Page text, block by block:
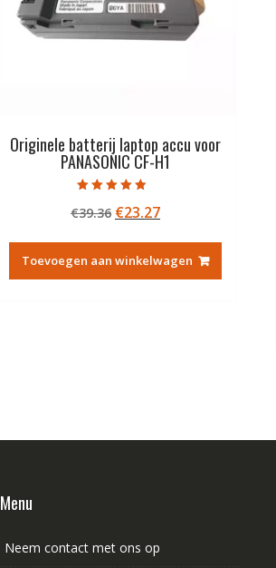
Originele batterij laptop accu voor
PANASONIC CF-H1
4.50
uit 5
€39.36 Oorspronkelijke
was:
€39.36.
€23.27Huidige
€23.27.
Toevoegen aan winkelwagen
Menu
Neem contact met ons op